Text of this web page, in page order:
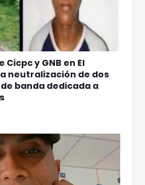
y GNB en El
neutralización de dos
banda dedicada a